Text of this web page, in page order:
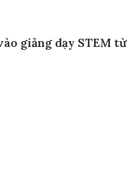
giảng dạy STEM từ